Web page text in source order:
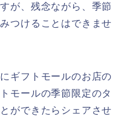
が、残念ながら、季節
つけることはできませ
ギフトモールのお店の
モールの季節限定のタ
ができたらシェアさせ